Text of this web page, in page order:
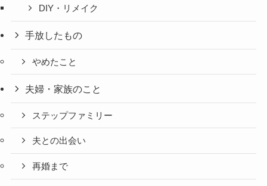
DIY・リメイク
手放したもの
やめたこと
夫婦・家族のこと
ステップファミリー
夫との出会い
再婚まで